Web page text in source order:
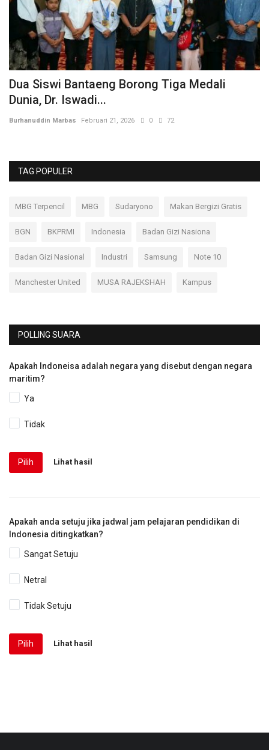
Dua Siswi Bantaeng Borong Tiga Medali
Dunia, Dr. Iswadi...
Burhanuddin Marbas Februari 21, 2026 0 72
TAG POPULER
MBG Terpencil MBG Sudaryono Makan Bergizi Gratis
BGN BKPRMI Indonesia Badan Gizi Nasiona
Badan Gizi Nasional Industri Samsung Note 10
Manchester United MUSA RAJEKSHAH Kampus
POLLING SUARA
Apakah Indoneisa adalah negara yang disebut dengan negara
maritim?
Ya
Tidak
Pilih Lihat hasil
Apakah anda setuju jika jadwal jam pelajaran pendidikan di
Indonesia ditingkatkan?
Sangat Setuju
Netral
Tidak Setuju
Pilih Lihat hasil